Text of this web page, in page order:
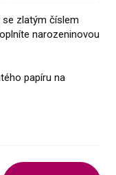
se zlatým číslem
narozeninovou
papíru na